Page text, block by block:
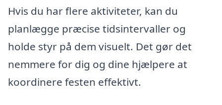
Hvis du har flere aktiviteter, kan du
planlægge præcise tidsintervaller og
holde styr på dem visuelt. Det gør det
nemmere for dig og dine hjælpere at
koordinere festen effektivt.